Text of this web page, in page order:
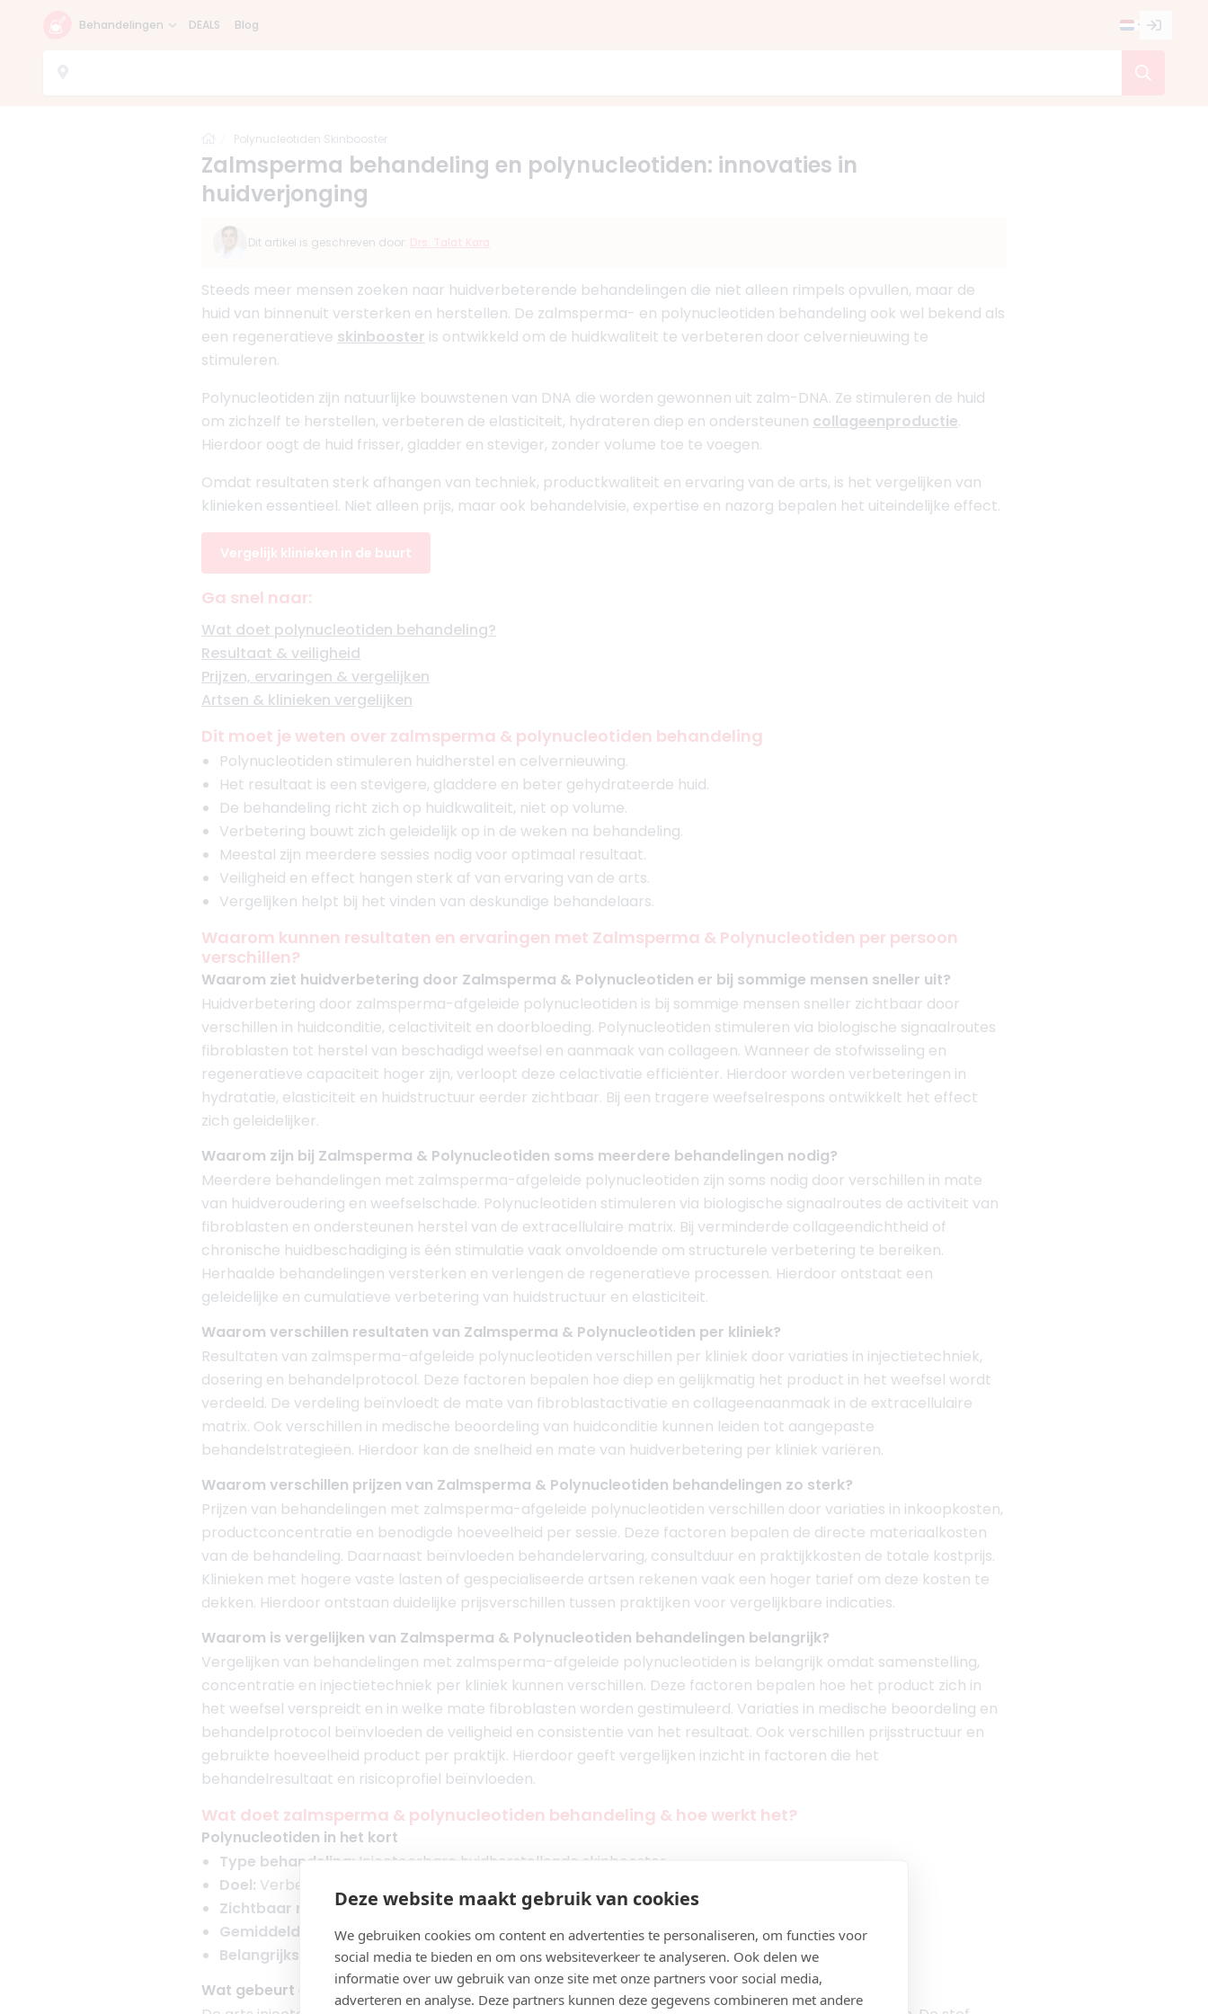
Deze website maakt gebruik van cookies
We gebruiken cookies om content en advertenties te personaliseren, om functies voor
social media te bieden en om ons websiteverkeer te analyseren. Ook delen we
informatie over uw gebruik van onze site met onze partners voor social media,
adverteren en analyse. Deze partners kunnen deze gegevens combineren met andere
Behandelingen DEALS Blog
Home
Polynucleotiden Skinbooster
Zalmsperma behandeling en polynucleotiden: innovaties in
huidverjonging
Dit artikel is geschreven door: Drs. Talat Kara
Steeds meer mensen zoeken naar huidverbeterende behandelingen die niet alleen rimpels opvullen, maar de
huid van binnenuit versterken en herstellen. De zalmsperma- en polynucleotiden behandeling ook wel bekend als
een regeneratieve skinbooster is ontwikkeld om de huidkwaliteit te verbeteren door celvernieuwing te
stimuleren.
Polynucleotiden zijn natuurlijke bouwstenen van DNA die worden gewonnen uit zalm-DNA. Ze stimuleren de huid
om zichzelf te herstellen, verbeteren de elasticiteit, hydrateren diep en ondersteunen collageenproductie.
Hierdoor oogt de huid frisser, gladder en steviger, zonder volume toe te voegen.
Omdat resultaten sterk afhangen van techniek, productkwaliteit en ervaring van de arts, is het vergelijken van
klinieken essentieel. Niet alleen prijs, maar ook behandelvisie, expertise en nazorg bepalen het uiteindelijke effect.
Vergelijk klinieken in de buurt
Ga snel naar:
Wat doet polynucleotiden behandeling?
Resultaat & veiligheid
Prijzen, ervaringen & vergelijken
Artsen & klinieken vergelijken
Dit moet je weten over zalmsperma & polynucleotiden behandeling
Polynucleotiden stimuleren huidherstel en celvernieuwing.
Het resultaat is een stevigere, gladdere en beter gehydrateerde huid.
De behandeling richt zich op huidkwaliteit, niet op volume.
Verbetering bouwt zich geleidelijk op in de weken na behandeling.
Meestal zijn meerdere sessies nodig voor optimaal resultaat.
Veiligheid en effect hangen sterk af van ervaring van de arts.
Vergelijken helpt bij het vinden van deskundige behandelaars.
Waarom kunnen resultaten en ervaringen met Zalmsperma & Polynucleotiden per persoon
verschillen?
Waarom ziet huidverbetering door Zalmsperma & Polynucleotiden er bij sommige mensen sneller uit?
Huidverbetering door zalmsperma-afgeleide polynucleotiden is bij sommige mensen sneller zichtbaar door
verschillen in huidconditie, celactiviteit en doorbloeding. Polynucleotiden stimuleren via biologische signaalroutes
fibroblasten tot herstel van beschadigd weefsel en aanmaak van collageen. Wanneer de stofwisseling en
regeneratieve capaciteit hoger zijn, verloopt deze celactivatie efficiënter. Hierdoor worden verbeteringen in
hydratatie, elasticiteit en huidstructuur eerder zichtbaar. Bij een tragere weefselrespons ontwikkelt het effect
zich geleidelijker.
Waarom zijn bij Zalmsperma & Polynucleotiden soms meerdere behandelingen nodig?
Meerdere behandelingen met zalmsperma-afgeleide polynucleotiden zijn soms nodig door verschillen in mate
van huidveroudering en weefselschade. Polynucleotiden stimuleren via biologische signaalroutes de activiteit van
fibroblasten en ondersteunen herstel van de extracellulaire matrix. Bij verminderde collageendichtheid of
chronische huidbeschadiging is één stimulatie vaak onvoldoende om structurele verbetering te bereiken.
Herhaalde behandelingen versterken en verlengen de regeneratieve processen. Hierdoor ontstaat een
geleidelijke en cumulatieve verbetering van huidstructuur en elasticiteit.
Waarom verschillen resultaten van Zalmsperma & Polynucleotiden per kliniek?
Resultaten van zalmsperma-afgeleide polynucleotiden verschillen per kliniek door variaties in injectietechniek,
dosering en behandelprotocol. Deze factoren bepalen hoe diep en gelijkmatig het product in het weefsel wordt
verdeeld. De verdeling beïnvloedt de mate van fibroblastactivatie en collageenaanmaak in de extracellulaire
matrix. Ook verschillen in medische beoordeling van huidconditie kunnen leiden tot aangepaste
behandelstrategieën. Hierdoor kan de snelheid en mate van huidverbetering per kliniek variëren.
Waarom verschillen prijzen van Zalmsperma & Polynucleotiden behandelingen zo sterk?
Prijzen van behandelingen met zalmsperma-afgeleide polynucleotiden verschillen door variaties in inkoopkosten,
productconcentratie en benodigde hoeveelheid per sessie. Deze factoren bepalen de directe materiaalkosten
van de behandeling. Daarnaast beïnvloeden behandelervaring, consultduur en praktijkkosten de totale kostprijs.
Klinieken met hogere vaste lasten of gespecialiseerde artsen rekenen vaak een hoger tarief om deze kosten te
dekken. Hierdoor ontstaan duidelijke prijsverschillen tussen praktijken voor vergelijkbare indicaties.
Waarom is vergelijken van Zalmsperma & Polynucleotiden behandelingen belangrijk?
Vergelijken van behandelingen met zalmsperma-afgeleide polynucleotiden is belangrijk omdat samenstelling,
concentratie en injectietechniek per kliniek kunnen verschillen. Deze factoren bepalen hoe het product zich in
het weefsel verspreidt en in welke mate fibroblasten worden gestimuleerd. Variaties in medische beoordeling en
behandelprotocol beïnvloeden de veiligheid en consistentie van het resultaat. Ook verschillen prijsstructuur en
gebruikte hoeveelheid product per praktijk. Hierdoor geeft vergelijken inzicht in factoren die het
behandelresultaat en risicoprofiel beïnvloeden.
Wat doet zalmsperma & polynucleotiden behandeling & hoe werkt het?
Polynucleotiden in het kort
Type behandeling: Injecteerbare huidherstellende skinbooster
Doel: Verbeteren van huidkwaliteit en celregeneratie
Zichtbaar resultaat:Ja, geleidelijk
Gemiddelde duur:30 minuten
Belangrijkste succesfactor:Ervaring van de arts
Wat gebeurt er tijdens de Polynucleotiden behandeling?